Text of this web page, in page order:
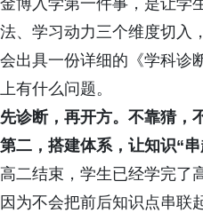
金博入学第一件事，是让学
法、学习动力三个维度切入
会出具一份详细的《学科诊
上有什么问题。
先诊断，再开方。不靠猜，
第二，搭建体系，让知识“串
高二结束，学生已经学完了
因为不会把前后知识点串联